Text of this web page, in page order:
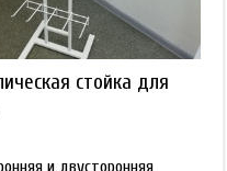
стойка для
и двусторонняя